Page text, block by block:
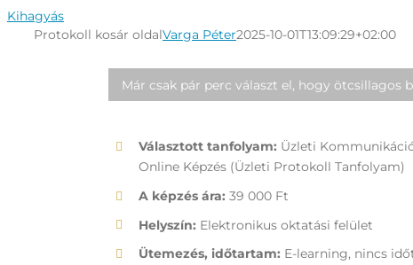
Kihagyás
Protokoll kosár oldalVarga Péter2025-10-01T13:09:29+02:00
Már csak pár perc választ el, hogy ötcsillagos
Választott tanfolyam: Üzleti
Online Képzés (Üzleti Protokoll Tanfolyam)
A képzés ára: 39 000 Ft
Helyszín: Elektronikus oktatási felület
Ütemezés, időtartam: E-learning, nincs